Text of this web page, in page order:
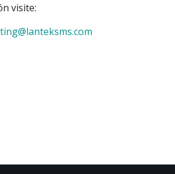
visite: